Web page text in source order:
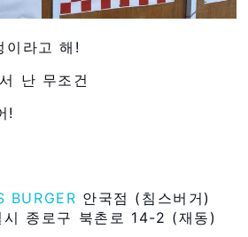
이라고 해!
난 무조건
!
BURGER 안국점 (침스버거)
시 종로구 북촌로 14-2 (재동)